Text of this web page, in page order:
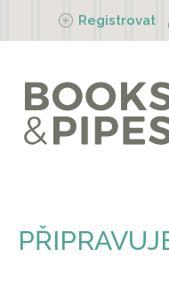
Registrovat